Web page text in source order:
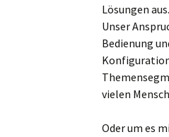
Lösungen aus.
Unser
Bedienung
vielen
Oder um es